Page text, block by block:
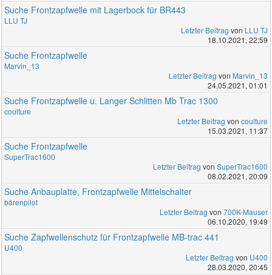
Suche Frontzapfwelle mit Lagerbock für BR443
LLU TJ
Letzter Beitrag von LLU TJ
18.10.2021, 22:59
Suche Frontzapfwelle
Marvin_13
Letzter Beitrag von Marvin_13
24.05.2021, 01:01
Suche Frontzapfwelle u. Langer Schlitten Mb Trac 1300
coulture
Letzter Beitrag von coulture
15.03.2021, 11:37
Suche Frontzapfwelle
SuperTrac1600
Letzter Beitrag von SuperTrac1600
08.02.2021, 20:09
Suche Anbauplatte, Frontzapfwelle Mittelschalter
bärenpilot
Letzter Beitrag von 700K-Mauser
06.10.2020, 19:49
Suche Zapfwellenschutz für Frontzapfwelle MB-trac 441
U400
Letzter Beitrag von U400
28.03.2020, 20:45